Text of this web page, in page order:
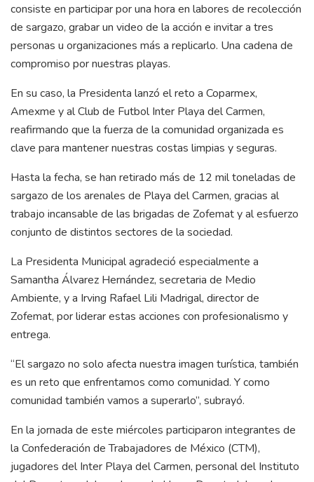
consiste en participar por una hora en labores de recolección
de sargazo, grabar un video de la acción e invitar a tres
personas u organizaciones más a replicarlo. Una cadena de
compromiso por nuestras playas.
En su caso, la Presidenta lanzó el reto a Coparmex,
Amexme y al Club de Futbol Inter Playa del Carmen,
reafirmando que la fuerza de la comunidad organizada es
clave para mantener nuestras costas limpias y seguras.
Hasta la fecha, se han retirado más de 12 mil toneladas de
sargazo de los arenales de Playa del Carmen, gracias al
trabajo incansable de las brigadas de Zofemat y al esfuerzo
conjunto de distintos sectores de la sociedad.
La Presidenta Municipal agradeció especialmente a
Samantha Álvarez Hernández, secretaria de Medio
Ambiente, y a Irving Rafael Lili Madrigal, director de
Zofemat, por liderar estas acciones con profesionalismo y
entrega.
“El sargazo no solo afecta nuestra imagen turística, también
es un reto que enfrentamos como comunidad. Y como
comunidad también vamos a superarlo”, subrayó.
En la jornada de este miércoles participaron integrantes de
la Confederación de Trabajadores de México (CTM),
jugadores del Inter Playa del Carmen, personal del Instituto